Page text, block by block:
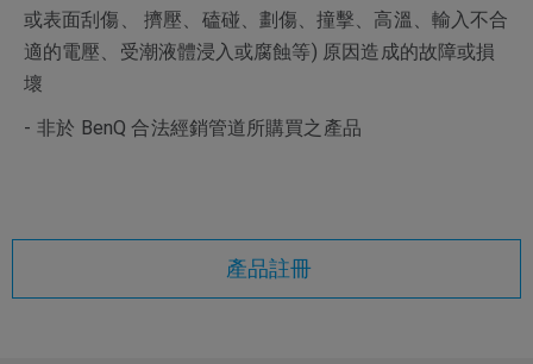
或表面刮傷、 擠壓、磕碰、劃傷、撞擊、高溫、輸入不合
適的電壓、受潮液體浸入或腐蝕等) 原因造成的故障或損
壞
- 非於 BenQ 合法經銷管道所購買之產品
產品註冊